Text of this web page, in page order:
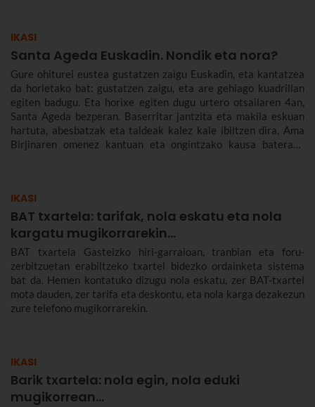
IKASI
Santa Ageda Euskadin. Nondik eta nora?
Gure ohiturei eustea gustatzen zaigu Euskadin, eta kantatzea
da horietako bat: gustatzen zaigu, eta are gehiago kuadrillan
egiten badugu. Eta horixe egiten dugu urtero otsailaren 4an,
Santa Ageda bezperan. Baserritar jantzita eta makila eskuan
hartuta, abesbatzak eta taldeak kalez kale ibiltzen dira, Ama
Birjinaren omenez kantuan eta ongintzako kausa baterako
IKASI
BAT txartela: tarifak, nola eskatu eta nola
kargatu mugikorrarekin...
BAT txartela Gasteizko hiri-garraioan, tranbian eta foru-
zerbitzuetan erabiltzeko txartel bidezko ordainketa sistema
bat da. Hemen kontatuko dizugu nola eskatu, zer BAT-txartel
mota dauden, zer tarifa eta deskontu, eta nola karga dezakezun
zure telefono mugikorrarekin.
IKASI
Barik txartela: nola egin, nola eduki
mugikorrean...